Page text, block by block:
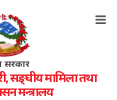
सरकार
सङ्‍घीय मामिला तथा
मन्त्रालय